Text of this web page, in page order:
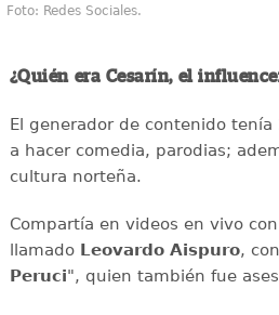
Foto: Redes Sociales.
¿Quién era Cesarín, el
El generador de contenido
a hacer comedia, parodias;
cultura norteña.
Compartía en videos en vivo
llamadoLeovardo Aispuro,
Peruci", quien también fue